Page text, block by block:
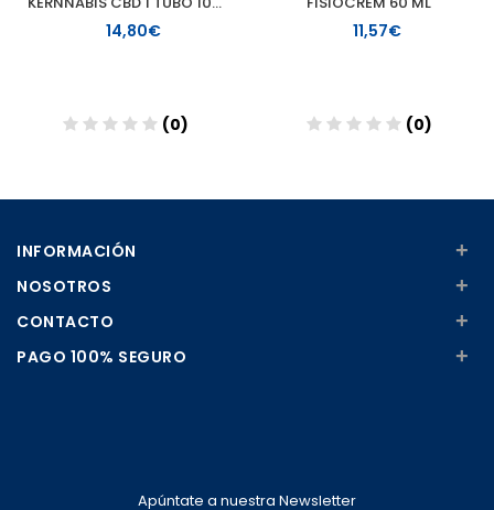
14,80€
(0)
11,57€
(0)
INFORMACIÓN +
NOSOTROS +
CONTACTO +
PAGO 100% SEGURO +
Apúntate a nuestra Newsletter